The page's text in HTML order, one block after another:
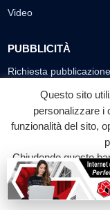
Video
PUBBLICITÀ
Richiesta
SEGUICI SUI
© 2026
Questo sito
personalizzare i
funzionalità del sito,
Chiudendo questo
su qualunque suo